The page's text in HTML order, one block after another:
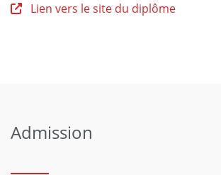
Lien vers le site du diplôme
Admission